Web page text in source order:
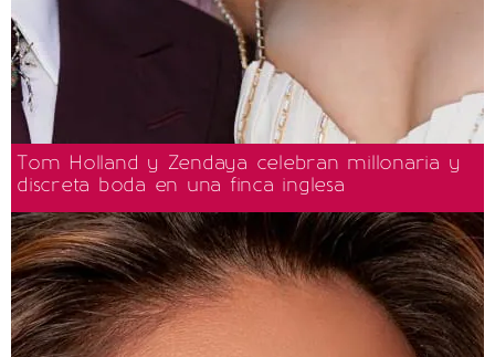
Tom Holland y Zendaya celebran millonaria y
discreta boda en una finca inglesa